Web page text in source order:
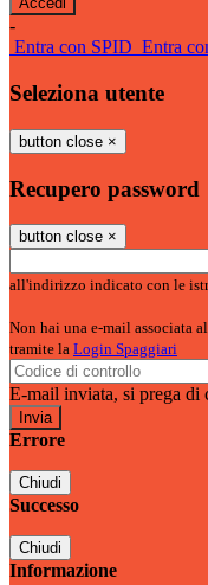
-
Entra con SPID Entra
Seleziona utente
button close ×
Recupero password
button close ×
all'indirizzo indicato con le
Non hai una e-mail associata
tramite la Login Spaggiari
E-mail inviata, si prega di
Errore
Chiudi
Successo
Chiudi
Informazione